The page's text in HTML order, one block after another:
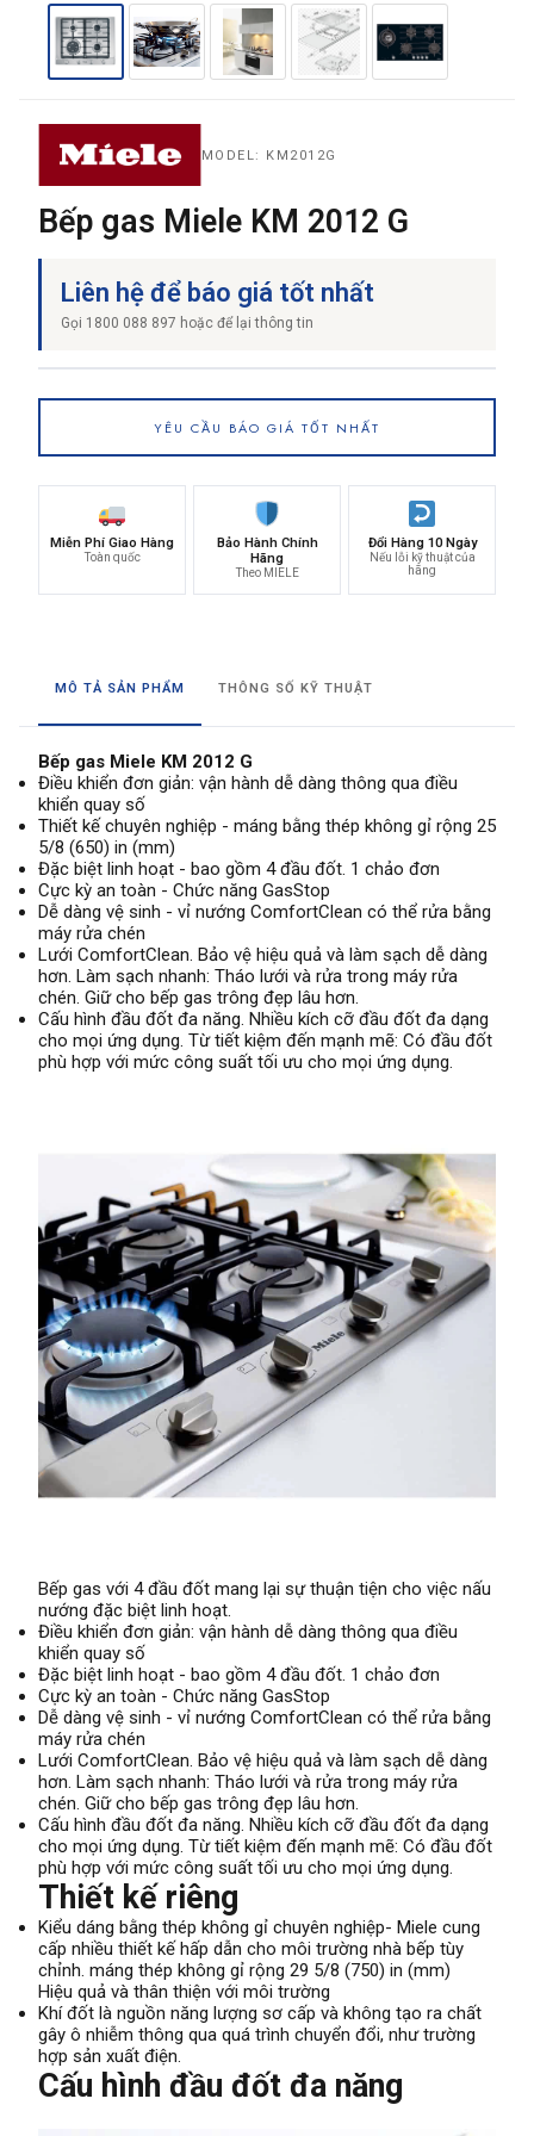
THƯƠNG HIỆU
NỘI DUNG YÊU CẦU
→ GỬI YÊU CẦU BÁO GIÁ
MODEL: KM2012G
Bếp gas Miele KM 2012 G
Liên hệ để báo giá tốt nhất
Gọi 1800 088 897 hoặc để lại thông tin
YÊU CẦU BÁO GIÁ TỐT NHẤT
Miễn Phí Giao Hàng
Toàn quốc
Bảo Hành Chính
Hãng
Theo MIELE
Đổi Hàng 10 Ngày
Nếu lỗi kỹ thuật của
hãng
MÔ TẢ SẢN PHẨM THÔNG SỐ KỸ THUẬT
Bếp gas Miele KM 2012 G
Điều khiển đơn giản: vận hành dễ dàng thông qua điều
khiển quay số
Thiết kế chuyên nghiệp - máng bằng thép không gỉ rộng 25
5/8 (650) in (mm)
Đặc biệt linh hoạt - bao gồm 4 đầu đốt. 1 chảo đơn
Cực kỳ an toàn - Chức năng GasStop
Dễ dàng vệ sinh - vỉ nướng ComfortClean có thể rửa bằng
máy rửa chén
Lưới ComfortClean. Bảo vệ hiệu quả và làm sạch dễ dàng
hơn. Làm sạch nhanh: Tháo lưới và rửa trong máy rửa
chén. Giữ cho bếp gas trông đẹp lâu hơn.
Cấu hình đầu đốt đa năng. Nhiều kích cỡ đầu đốt đa dạng
cho mọi ứng dụng. Từ tiết kiệm đến mạnh mẽ: Có đầu đốt
phù hợp với mức công suất tối ưu cho mọi ứng dụng.
Bếp gas với 4 đầu đốt mang lại sự thuận tiện cho việc nấu
nướng đặc biệt linh hoạt.
Điều khiển đơn giản: vận hành dễ dàng thông qua điều
khiển quay số
Đặc biệt linh hoạt - bao gồm 4 đầu đốt. 1 chảo đơn
Cực kỳ an toàn - Chức năng GasStop
Dễ dàng vệ sinh - vỉ nướng ComfortClean có thể rửa bằng
máy rửa chén
Lưới ComfortClean. Bảo vệ hiệu quả và làm sạch dễ dàng
hơn. Làm sạch nhanh: Tháo lưới và rửa trong máy rửa
chén. Giữ cho bếp gas trông đẹp lâu hơn.
Cấu hình đầu đốt đa năng. Nhiều kích cỡ đầu đốt đa dạng
cho mọi ứng dụng. Từ tiết kiệm đến mạnh mẽ: Có đầu đốt
phù hợp với mức công suất tối ưu cho mọi ứng dụng.
Thiết kế riêng
Kiểu dáng bằng thép không gỉ chuyên nghiệp- Miele cung
cấp nhiều thiết kế hấp dẫn cho môi trường nhà bếp tùy
chỉnh. máng thép không gỉ rộng 29 5/8 (750) in (mm)
Hiệu quả và thân thiện với môi trường
Khí đốt là nguồn năng lượng sơ cấp và không tạo ra chất
gây ô nhiễm thông qua quá trình chuyển đổi, như trường
hợp sản xuất điện.
Cấu hình đầu đốt đa năng